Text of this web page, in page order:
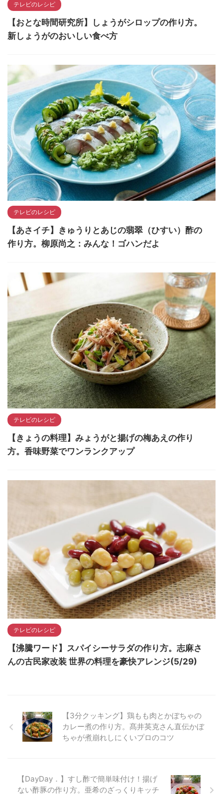
テレビのレシピ
【おとな時間研究所】しょうがシロップの作り方。
新しょうがのおいしい食べ方
テレビのレシピ
【あさイチ】きゅうりとあじの翡翠（ひすい）酢の
作り方。柳原尚之：みんな！ゴハンだよ
テレビのレシピ
【きょうの料理】みょうがと揚げの梅あえの作り
方。香味野菜でワンランクアップ
テレビのレシピ
【沸騰ワード】スパイシーサラダの作り方。志麻さ
んの古民家改装 世界の料理を豪快アレンジ(5/29)
【3分クッキング】鶏もも肉とかぼちゃの
カレー煮の作り方。髙井英克さん直伝かぼ
ちゃが煮崩れしにくいプロのコツ
【DayDay．】すし酢で簡単味付け！揚げ
ない酢豚の作り方。亜希のざっくりキッチ